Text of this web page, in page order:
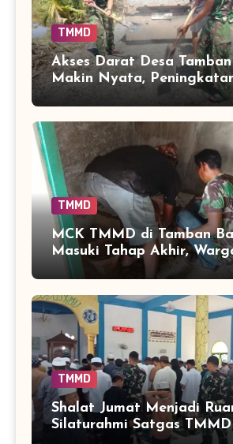
TMMD
Akses Darat Desa
Makin Nyata,
TMMD Sentuh 90 Persen
TMMD
MCK TMMD di Tamban
Masuki Tahap Akhir,
Nikmati Fasilitas Sanitasi
TMMD
Shalat Jumat Menjadi
Silaturahmi Satgas
Warga Tamban Bangun